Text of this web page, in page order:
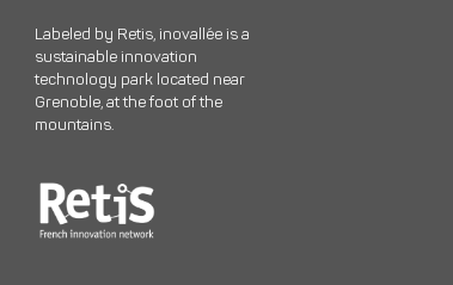
Labeled by Retis, inovallée is a
sustainable innovation
technology park located near
Grenoble, at the foot of the
mountains.